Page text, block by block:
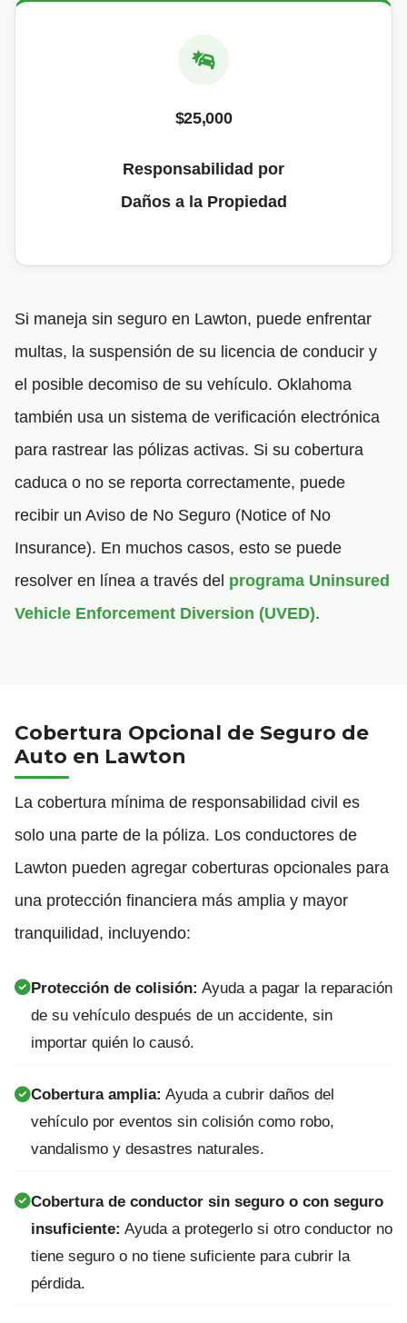
$25,000
Responsabilidad por
Daños a la Propiedad
Si maneja sin seguro en Lawton, puede enfrentar
multas, la suspensión de su licencia de conducir y
el posible decomiso de su vehículo. Oklahoma
también usa un sistema de verificación electrónica
para rastrear las pólizas activas. Si su cobertura
caduca o no se reporta correctamente, puede
recibir un Aviso de No Seguro (Notice of No
Insurance). En muchos casos, esto se puede
resolver en línea a través del programa Uninsured
Vehicle Enforcement Diversion (UVED).
Cobertura Opcional de Seguro de
Auto en Lawton
La cobertura mínima de responsabilidad civil es
solo una parte de la póliza. Los conductores de
Lawton pueden agregar coberturas opcionales para
una protección financiera más amplia y mayor
tranquilidad, incluyendo:
Protección de colisión: Ayuda a pagar la reparación
de su vehículo después de un accidente, sin
importar quién lo causó.
Cobertura amplia: Ayuda a cubrir daños del
vehículo por eventos sin colisión como robo,
vandalismo y desastres naturales.
Cobertura de conductor sin seguro o con seguro
insuficiente: Ayuda a protegerlo si otro conductor no
tiene seguro o no tiene suficiente para cubrir la
pérdida.